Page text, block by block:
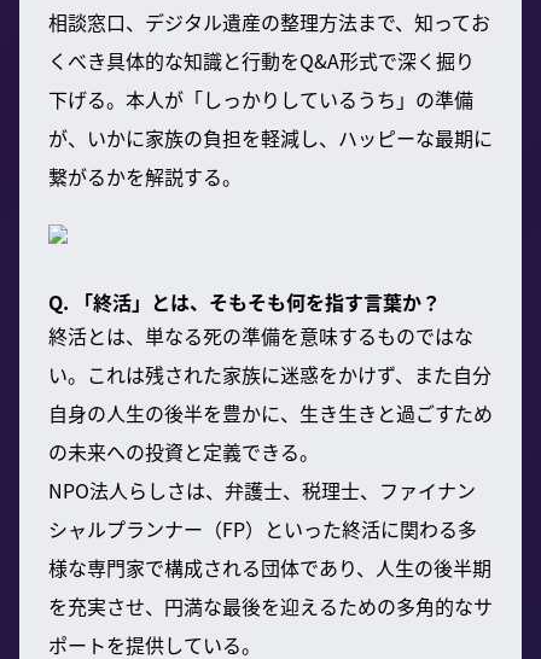
相談窓口、デジタル遺産の整理方法まで、知ってお
くべき具体的な知識と行動をQ&A形式で深く掘り
下げる。本人が「しっかりしているうち」の準備
が、いかに家族の負担を軽減し、ハッピーな最期に
繋がるかを解説する。
Q. 「終活」とは、そもそも何を指す言葉か？
終活とは、単なる死の準備を意味するものではな
い。これは残された家族に迷惑をかけず、また自分
自身の人生の後半を豊かに、生き生きと過ごすため
の未来への投資と定義できる。
NPO法人らしさは、弁護士、税理士、ファイナン
シャルプランナー（FP）といった終活に関わる多
様な専門家で構成される団体であり、人生の後半期
を充実させ、円満な最後を迎えるための多角的なサ
ポートを提供している。